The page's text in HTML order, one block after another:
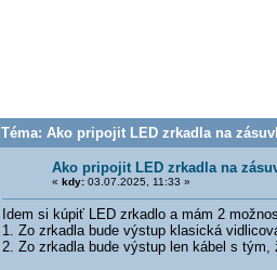
Téma: Ako pripojit LED zrkadla na
Ako pripojit LED zrkadla na
« kdy:03.07.2025, 11:33 »
Idem si kúpiť LED zrkadlo a mám 2
1. Zo zrkadla bude výstup klasická
2. Zo zrkadla bude výstup len kábel s tým,